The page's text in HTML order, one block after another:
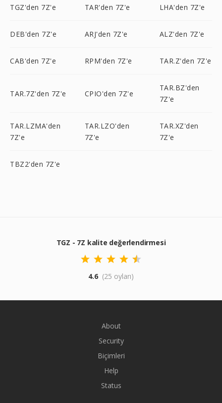
TGZ'den 7Z'e TAR'den 7Z'e LHA'den 7Z'e
DEB'den 7Z'e ARJ'den 7Z'e ALZ'den 7Z'e
CAB'den 7Z'e RPM'den 7Z'e TAR.Z'den 7Z'e
TAR.7Z'den 7Z'e CPIO'den 7Z'e
TAR.BZ'den
7Z'e
TAR.LZMA'den
7Z'e
TAR.LZO'den
7Z'e
TAR.XZ'den
7Z'e
TBZ2'den 7Z'e
TGZ - 7Z kalite değerlendirmesi
4.6 (25 oyları)
About
Security
Biçimleri
Help
Status